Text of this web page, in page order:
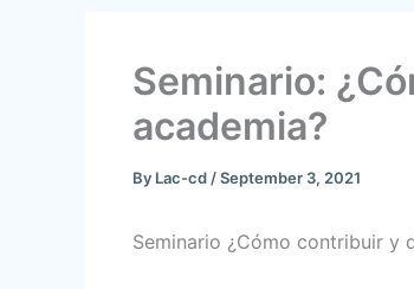
Seminario:
academia?
By Lac-cd /September 3, 2021
Seminario ¿Cómo contribuir y